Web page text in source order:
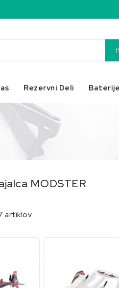
Rezervni Deli Baterije
MODSTER
artiklov.